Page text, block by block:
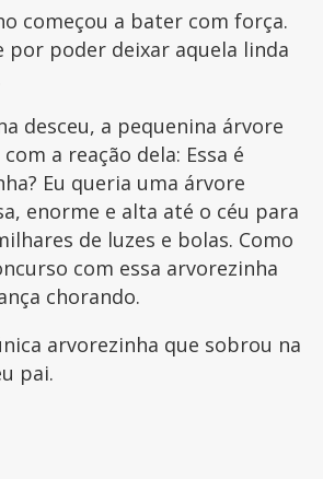
começou a bater com força.
por poder deixar aquela linda
desceu, a pequenina árvore
a reação dela: Essa é
Eu queria uma árvore
enorme e alta até o céu para
de luzes e bolas. Como
com essa arvorezinha
chorando.
arvorezinha que sobrou na
pai.